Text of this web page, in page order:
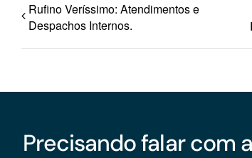
Rufino Veríssimo: Atendimentos e
Despachos Internos.
Precisando falar com a